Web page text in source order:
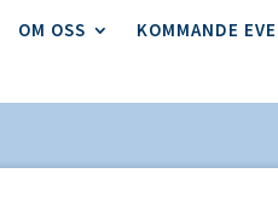
OM OSS KOMMANDE